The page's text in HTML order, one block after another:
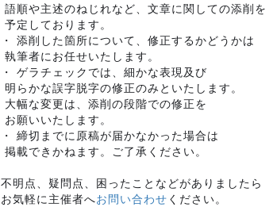
語順や主述のねじれなど、文章に関しての添削を
予定しております。
・ 添削した箇所について、修正するかどうかは
執筆者にお任せいたします。
・ ゲラチェックでは、細かな表現及び
明らかな誤字脱字の修正のみといたします。
大幅な変更は、添削の段階での修正を
お願いいたします。
・ 締切までに原稿が届かなかった場合は
掲載できかねます。ご了承ください。
不明点、疑問点、困ったことなどがありましたら
お気軽に主催者へお問い合わせ ください。